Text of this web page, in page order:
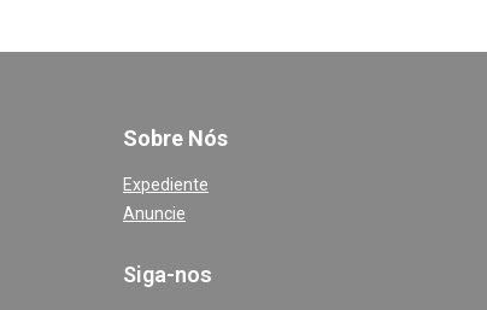
Sobre Nós
Expediente
Anuncie
Siga-nos